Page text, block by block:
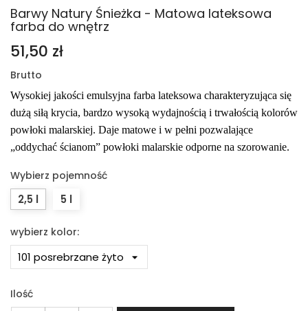
Barwy Natury Śnieżka - Matowa lateksowa
farba do wnętrz
51,50 zł
Brutto
Wysokiej jakości emulsyjna farba lateksowa charakteryzująca się
dużą siłą krycia, bardzo wysoką wydajnością i trwałością kolorów
powłoki malarskiej. Daje matowe i w pełni pozwalające
„oddychać ścianom” powłoki malarskie odporne na szorowanie.
Wybierz pojemność
2,5 l 5 l
wybierz kolor:
Ilość